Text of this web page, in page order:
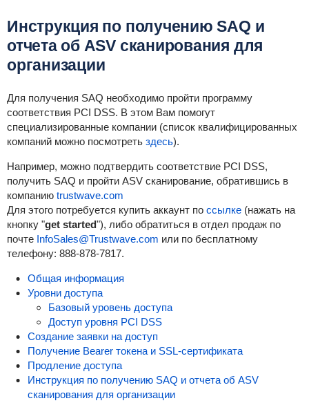
Инструкция по получению SAQ и
отчета об ASV сканирования для
организации
Для получения SAQ необходимо пройти программу
соответствия PCI DSS. В этом Вам помогут
специализированные компании (список квалифицированных
компаний можно посмотреть здесь).
Например, можно подтвердить соответствие PCI DSS,
получить SAQ и пройти ASV сканирование, обратившись в
компанию trustwave.com
Для этого потребуется купить аккаунт по ссылке(нажать на
кнопку "get started"), либо обратиться в отдел продаж по
почте InfoSales@Trustwave.com или по бесплатному
телефону: 888-878-7817.
Общая информация
Уровни доступа
Базовый уровень доступа
Доступ уровня PCI DSS
Создание заявки на доступ
Получение Bearer токена и SSL-сертификата
Продление доступа
Инструкция по получению SAQ и отчета об ASV
сканирования для организации